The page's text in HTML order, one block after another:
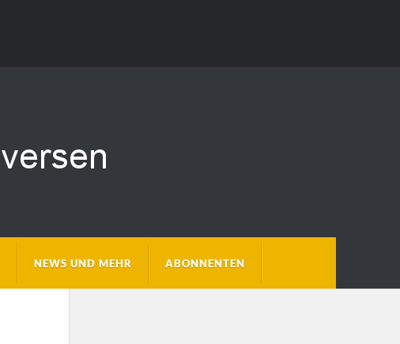
NEWS UND MEHR ABONNENTEN